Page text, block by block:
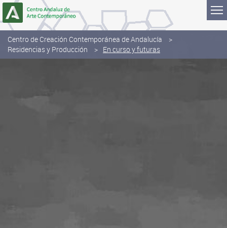
Saltar al contenido
Centro de Creación Contemporánea de Andalucía
Residencias y Producción
En curso y futuras